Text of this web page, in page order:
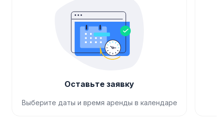
Оставьте заявку
Выберите даты и время аренды в календаре